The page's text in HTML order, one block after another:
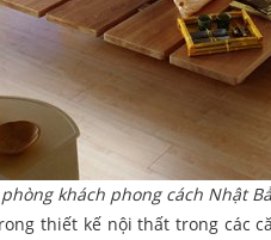
khách phong cách Nhật
thiết kế nội thất trong các